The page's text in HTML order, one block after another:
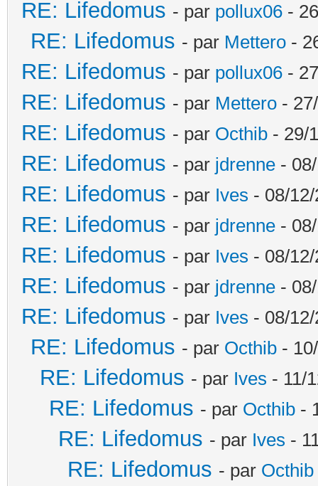
RE: Lifedomus - par pollux06 -
RE: Lifedomus - par Mettero -
RE: Lifedomus - par pollux06 -
RE: Lifedomus - par Mettero -
RE: Lifedomus - par Octhib - 29/
RE: Lifedomus - par jdrenne -
RE: Lifedomus - par Ives - 08/
RE: Lifedomus - par jdrenne -
RE: Lifedomus - par Ives - 08/
RE: Lifedomus - par jdrenne -
RE: Lifedomus - par Ives - 08/
RE: Lifedomus - par Octhib -
RE: Lifedomus - par Ives - 11/
RE: Lifedomus - par Octhib -
RE: Lifedomus - par Ives -
RE: Lifedomus - par Octhib